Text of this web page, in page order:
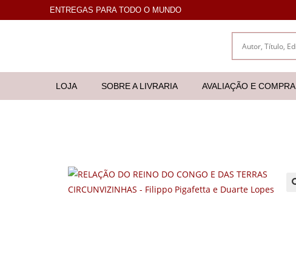
ENTREGAS PARA TODO O MUNDO
LOJA SOBRE A LIVRARIA AVALIAÇÃO E COMPRA